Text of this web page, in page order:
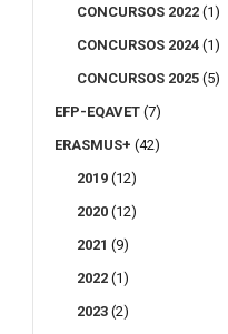
CONCURSOS 2022 (1)
CONCURSOS 2024 (1)
CONCURSOS 2025 (5)
EFP-EQAVET (7)
ERASMUS+ (42)
2019 (12)
2020 (12)
2021 (9)
2022 (1)
2023 (2)